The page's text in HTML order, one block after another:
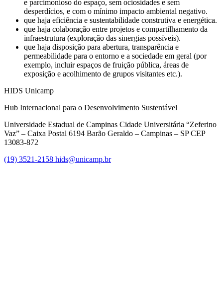
e parcimonioso do espaço, sem ociosidades e sem
desperdícios, e com o mínimo impacto ambiental negativo.
que haja eficiência e sustentabilidade construtiva e energética.
que haja colaboração entre projetos e compartilhamento da
infraestrutura (exploração das sinergias possíveis).
que haja disposição para abertura, transparência e
permeabilidade para o entorno e a sociedade em geral (por
exemplo, incluir espaços de fruição pública, áreas de
exposição e acolhimento de grupos visitantes etc.).
HIDS Unicamp
Hub Internacional para o Desenvolvimento Sustentável
Universidade Estadual de Campinas Cidade Universitária “Zeferino
Vaz” – Caixa Postal 6194 Barão Geraldo – Campinas – SP CEP
13083-872
(19) 3521-2158 hids@unicamp.br